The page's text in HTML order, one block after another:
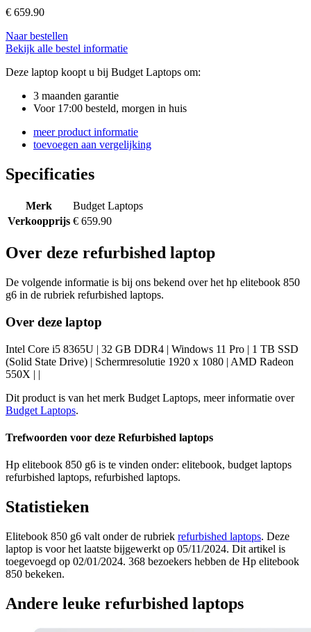
€ 659.90
Naar bestellen
Bekijk alle bestel informatie
Deze laptop koopt u bij Budget Laptops om:
3 maanden garantie
Voor 17:00 besteld, morgen in huis
meer product informatie
toevoegen aan vergelijking
Specificaties
Merk
Budget Laptops
Verkoopprijs € 659.90
Over deze refurbished laptop
De volgende informatie is bij ons bekend over het hp elitebook 850
g6 in de rubriek refurbished laptops.
Over deze laptop
Intel Core i5 8365U | 32 GB DDR4 | Windows 11 Pro | 1 TB SSD
(Solid State Drive) | Schermresolutie 1920 x 1080 | AMD Radeon
550X | |
Dit product is van het merk Budget Laptops, meer informatie over
Budget Laptops.
Trefwoorden voor deze Refurbished laptops
Hp elitebook 850 g6 is te vinden onder: elitebook, budget laptops
refurbished laptops, refurbished laptops.
Statistieken
Elitebook 850 g6 valt onder de rubriek refurbished laptops. Deze
laptop is voor het laatste bijgewerkt op 05/11/2024. Dit artikel is
toegevoegd op 02/01/2024. 368 bezoekers hebben de Hp elitebook
850 bekeken.
Andere leuke refurbished laptops